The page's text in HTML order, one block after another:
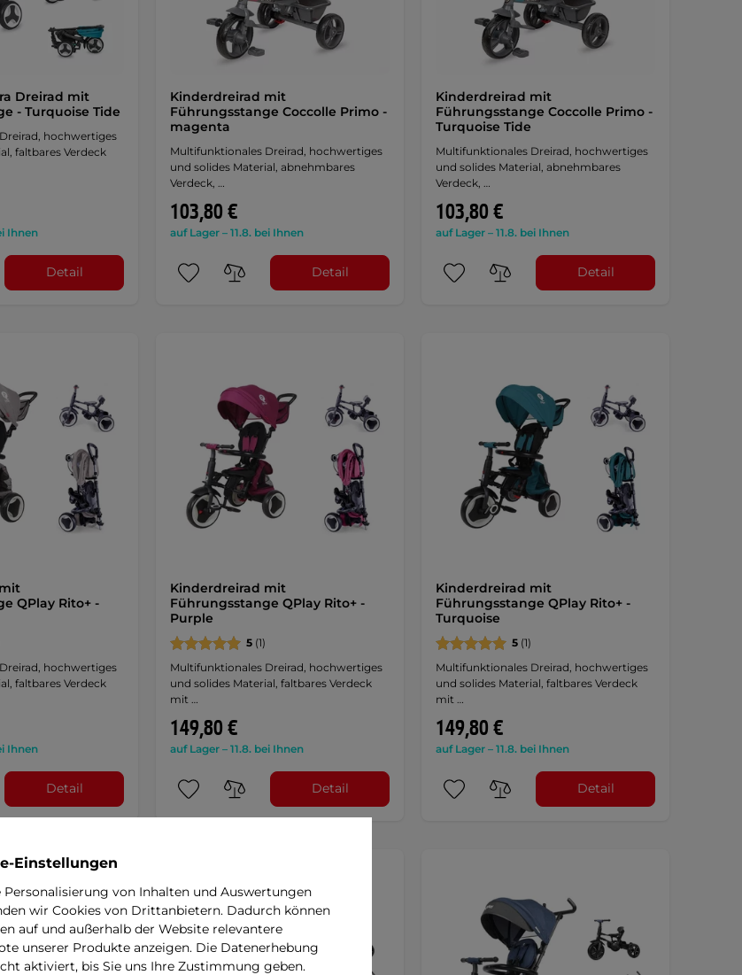
Dreirad mit
- Turquoise Tide
hochwertiges
faltbares Verdeck
Ihnen
Detail
Kinderdreirad mit
Führungsstange Coccolle Primo -
magenta
Multifunktionales Dreirad, hochwertiges
und solides Material, abnehmbares
Verdeck, …
103,80 €
auf Lager – 11.8. bei Ihnen
Detail
Kinderdreirad mit
Führungsstange Coccolle Primo -
Turquoise Tide
Multifunktionales Dreirad, hochwertiges
und solides Material, abnehmbares
Verdeck, …
103,80 €
auf Lager – 11.8. bei Ihnen
Detail
QPlay Rito+ -
hochwertiges
faltbares Verdeck
Ihnen
Detail
Kinderdreirad mit
Führungsstange QPlay Rito+ -
Purple
5(1)
Multifunktionales Dreirad, hochwertiges
und solides Material, faltbares Verdeck
mit …
149,80 €
auf Lager – 11.8. bei Ihnen
Detail
Kinderdreirad mit
Führungsstange QPlay Rito+ -
Turquoise
5(1)
Multifunktionales Dreirad, hochwertiges
und solides Material, faltbares Verdeck
mit …
149,80 €
auf Lager – 11.8. bei Ihnen
Detail
Einstellungen
Personalisierung von Inhalten und Auswertungen
wir Cookies von Drittanbietern. Dadurch können
auf und außerhalb der Website relevantere
unserer Produkte anzeigen. Die Datenerhebung
aktiviert, bis Sie uns Ihre Zustimmung geben.